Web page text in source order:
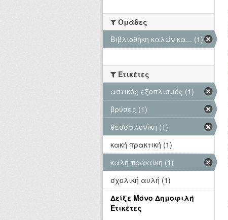
Ομάδες
Βιβλιοθήκη καλών κα... (1)
Ετικέτες
αστικός εξοπλισμός (1)
βρύσες (1)
θεσσαλονίκη (1)
κακή πρακτική (1)
καλή πρακτική (1)
σχολική αυλή (1)
Δείξε Μόνο Δημοφιλή
Ετικέτες